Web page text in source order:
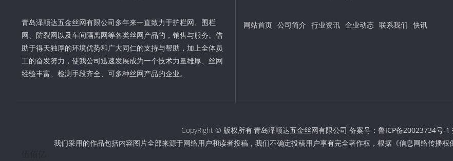
青岛泽顺达五金丝网有限公司多年来一直致力于护栏网、围栏
网、防裂网以及车间隔离网等各类丝网产品的，销售与服务。借
助于得天独厚的环境优势和广大同仁的支持与帮助，加上全体员
工的奋发努力，使我公司迅速发展成为一个技术力量雄厚、丝网
经验丰富、检测手段齐全、可多种丝网产品的企业。
网站首页 公司简介 行业资讯 企业动态 联系我们 快讯
CopyRight © 版权所有:青岛泽顺达五金丝网有限公司 备案号： 鲁ICP备20023734号-1
我们采用的作品包括内容图片全部来源于网络用户和读者投稿，我们不确定投稿用户享有完全著作权，根据《信息网络传播权